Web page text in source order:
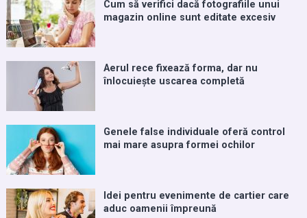
Cum să verifici dacă fotografiile unui
magazin online sunt editate excesiv
Aerul rece fixează forma, dar nu
înlocuiește uscarea completă
Genele false individuale oferă control
mai mare asupra formei ochilor
Idei pentru evenimente de cartier care
aduc oamenii împreună